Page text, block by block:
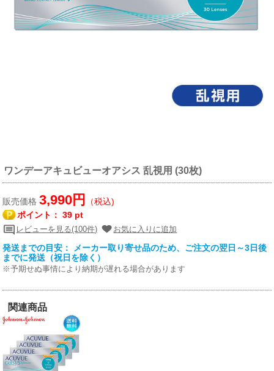
ワンデーアキュビューオアシス 乱視用 (30枚)
販売価格3,990円
（税込)
ポイント：39 pt
レビューを見る(100件) お気に入りに追加
発送までの目安： メーカー取り寄せ品のため、ご注文の翌日～3日後
までに発送（祝日を除く）
※予期せぬ事情により納期が遅れる場合があります
関連商品